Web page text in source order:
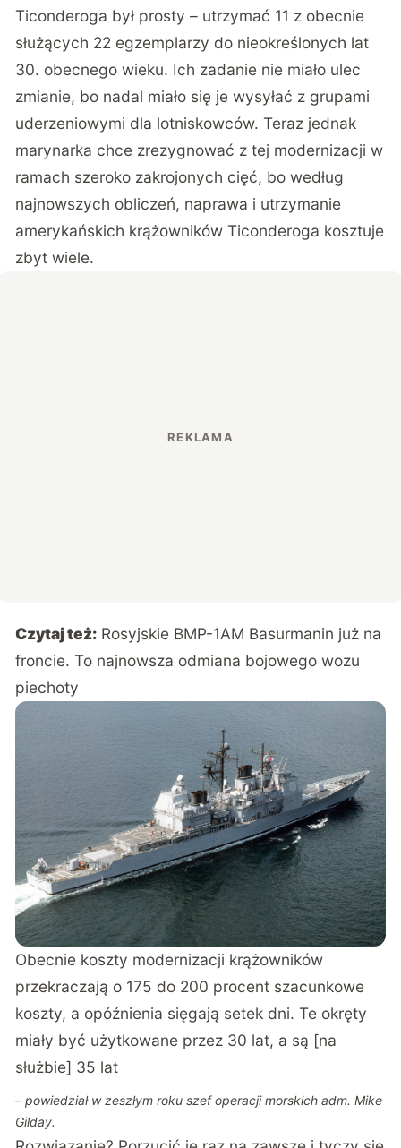
Ticonderoga był prosty – utrzymać 11 z obecnie
służących 22 egzemplarzy do nieokreślonych lat
30. obecnego wieku. Ich zadanie nie miało ulec
zmianie, bo nadal miało się je wysyłać z grupami
uderzeniowymi dla lotniskowców. Teraz jednak
marynarka chce zrezygnować z tej modernizacji w
ramach szeroko zakrojonych cięć, bo według
najnowszych obliczeń, naprawa i utrzymanie
amerykańskich krążowników Ticonderoga kosztuje
zbyt wiele.
Czytaj też: Rosyjskie BMP-1AM Basurmanin już na
froncie. To najnowsza odmiana bojowego wozu
piechoty
Obecnie koszty modernizacji krążowników
przekraczają o 175 do 200 procent szacunkowe
koszty, a opóźnienia sięgają setek dni. Te okręty
miały być użytkowane przez 30 lat, a są [na
służbie] 35 lat
– powiedział w zeszłym roku szef operacji morskich adm. Mike
Gilday.